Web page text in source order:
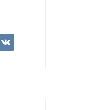
vkontakte